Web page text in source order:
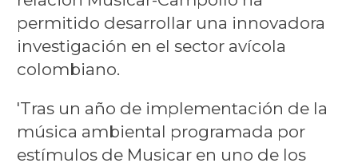
permitido desarrollar una innovadora
investigación en el sector avícola
colombiano.
'Tras un año de implementación de la
música ambiental programada por
estímulos de Musicar en uno de los